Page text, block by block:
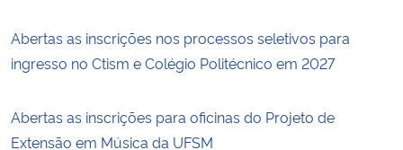
Abertas as inscrições nos processos seletivos para
ingresso no Ctism e Colégio Politécnico em 2027
Abertas as inscrições para oficinas do Projeto de
Extensão em Música da UFSM